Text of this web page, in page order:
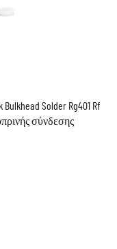
Solder Rg401 Rf
σύνδεσης